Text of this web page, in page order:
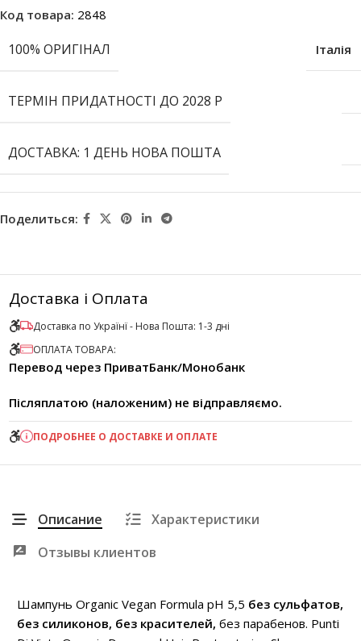
Код товара: 2848
100% ОРИГІНАЛ Італія
ТЕРМІН ПРИДАТНОСТІ ДО 2028 Р
ДОСТАВКА: 1 ДЕНЬ НОВА ПОШТА
Поделиться:
Доставка і Оплата
Доставка по Українї - Нова Пошта: 1-3 дні
ОПЛАТА ТОВАРА:
Перевод через ПриватБанк/Монобанк
Післяплатою (наложеним) не відправляємо.
ПОДРОБНЕЕ О ДОСТАВКЕ И ОПЛАТЕ
Описание
Характеристики
Отзывы клиентов
Шампунь Organic Vegan Formula pН 5,5 без сульфатов,
без силиконов, без красителей, без парабенов. Punti